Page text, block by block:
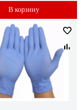
В корзину